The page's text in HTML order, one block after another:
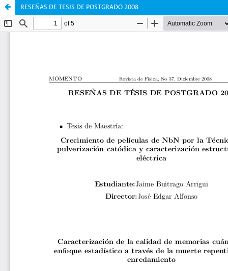
RESEÑAS DE TESIS DE POSTGRADO 2008